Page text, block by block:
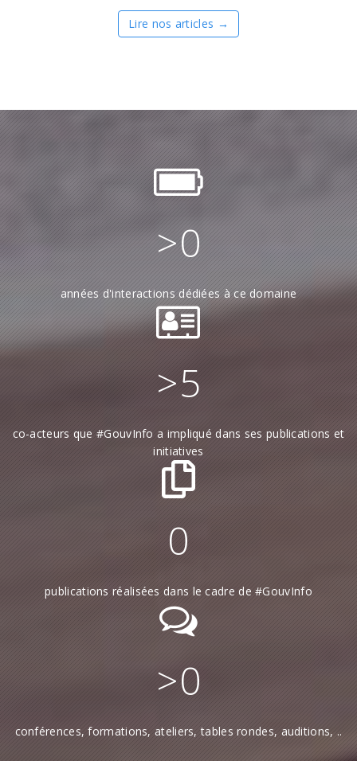
Lire nos articles →
>0
années d'interactions dédiées à ce domaine
>5
co-acteurs que #GouvInfo a impliqué dans ses publications et
initiatives
0
publications réalisées dans le cadre de #GouvInfo
>0
conférences, formations, ateliers, tables rondes, auditions, ..